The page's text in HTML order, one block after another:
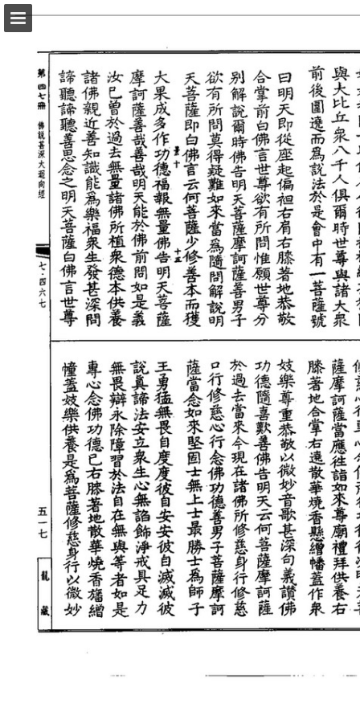
頁面概覽
以PDF格式下載
報告出版
Powered by Publitas